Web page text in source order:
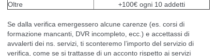
Oltre
+100€ ogni 10 addetti
Se dalla verifica emergessero alcune carenze (es. corsi di
formazione mancanti, DVR incompleto, ecc.) e accettassi di
avvalerti dei ns. servizi, ti sconteremo l’importo del servizio di
verifica, come se si trattasse di un acconto rispetto ai servizi